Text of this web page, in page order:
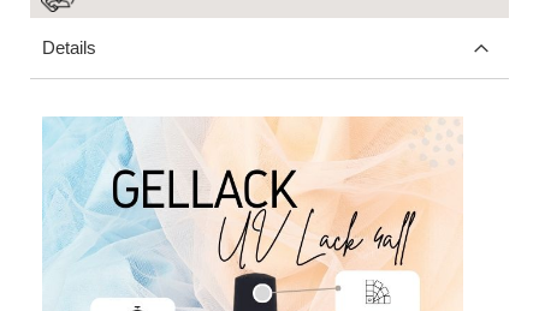
Details